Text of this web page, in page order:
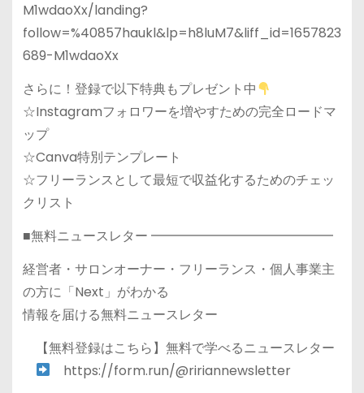
M1wdaoXx/landing?
follow=%40857haukl&lp=h8luM7&liff_id=1657823
689-M1wdaoXx
さらに！登録で以下特典もプレゼント中
☆Instagramフォロワーを増やすための完全ロードマ
ップ
☆Canva特別テンプレート
☆フリーランスとして最短で収益化するためのチェッ
クリスト
■無料ニュースレター ━━━━━━━━━━━━━━
経営者・サロンオーナー・フリーランス・個人事業主
の方に「Next」がわかる
情報を届ける無料ニュースレター
【無料登録はこちら】無料で学べるニュースレター
https://form.run/@ririannewsletter